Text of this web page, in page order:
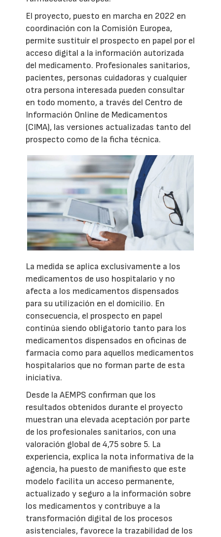
El proyecto, puesto en marcha en 2022 en
coordinación con la Comisión Europea,
permite sustituir el prospecto en papel por el
acceso digital a la información autorizada
del medicamento. Profesionales sanitarios,
pacientes, personas cuidadoras y cualquier
otra persona interesada pueden consultar
en todo momento, a través del Centro de
Información Online de Medicamentos
(CIMA), las versiones actualizadas tanto del
prospecto como de la ficha técnica.
La medida se aplica exclusivamente a los
medicamentos de uso hospitalario y no
afecta a los medicamentos dispensados
para su utilización en el domicilio. En
consecuencia, el prospecto en papel
continúa siendo obligatorio tanto para los
medicamentos dispensados en oficinas de
farmacia como para aquellos medicamentos
hospitalarios que no forman parte de esta
iniciativa.
Desde la AEMPS confirman que los
resultados obtenidos durante el proyecto
muestran una elevada aceptación por parte
de los profesionales sanitarios, con una
valoración global de 4,75 sobre 5. La
experiencia, explica la nota informativa de la
agencia, ha puesto de manifiesto que este
modelo facilita un acceso permanente,
actualizado y seguro a la información sobre
los medicamentos y contribuye a la
transformación digital de los procesos
asistenciales, favorece la trazabilidad de los